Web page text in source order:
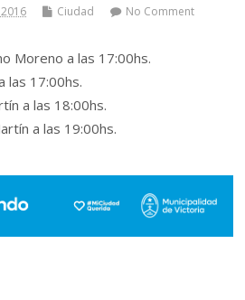
Ciudad No Comment
Moreno a las 17:00hs.
las 17:00hs.
a las 18:00hs.
a las 19:00hs.